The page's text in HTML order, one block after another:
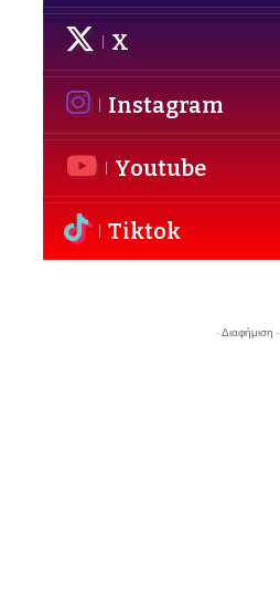
X
Instagram
Youtube
Tiktok
- Διαφήμιση -